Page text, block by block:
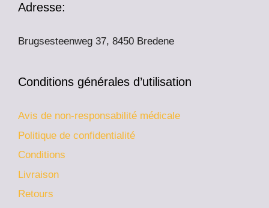
Adresse:
Brugsesteenweg 37, 8450 Bredene
Conditions générales d’utilisation
Avis de non-responsabilité médicale
Politique de confidentialité
Conditions
Livraison
Retours